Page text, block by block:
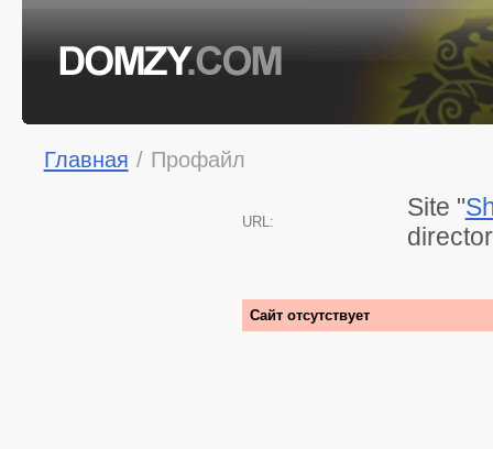
Главная / Профайл
URL:
Site "
Сайт отсутствует